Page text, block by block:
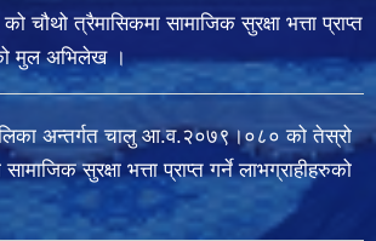
त्रैमासिकमा सामाजिक सुरक्षा भत्ता प्राप्त
मुल अभिलेख ।
अन्तर्गत चालु आ‍.व.२०७९।०८० को तेस्रो
सुरक्षा भत्ता प्राप्त गर्ने लाभग्राहीहरुको